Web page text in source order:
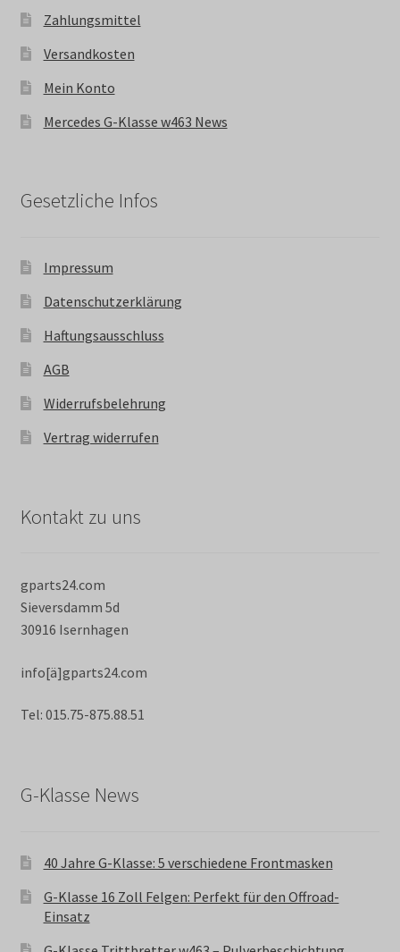
Zahlungsmittel
Versandkosten
Mein Konto
Mercedes G-Klasse w463 News
Gesetzliche Infos
Impressum
Datenschutzerklärung
Haftungsausschluss
AGB
Widerrufsbelehrung
Vertrag widerrufen
Kontakt zu uns
gparts24.com
Sieversdamm 5d
30916 Isernhagen
info[ä]gparts24.com
Tel: 015.75-875.88.51
G-Klasse News
40 Jahre G-Klasse: 5 verschiedene Frontmasken
G-Klasse 16 Zoll Felgen: Perfekt für den Offroad-
Einsatz